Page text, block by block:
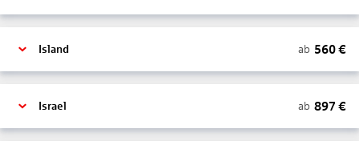
Island ab 560€
Israel ab 897 €